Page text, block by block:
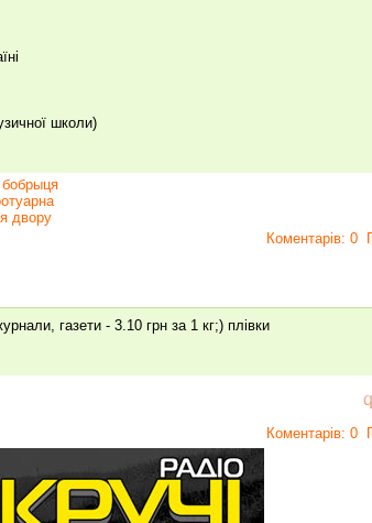
школи)
бобрыця
двору
Коментарів: 0
газети - 3.10 грн за 1 кг;) плівки
Коментарів: 0